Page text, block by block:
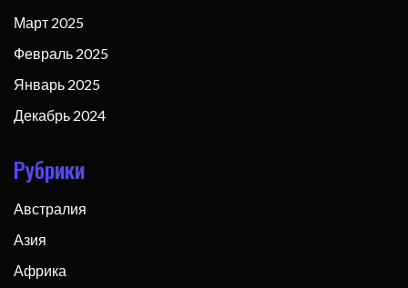
Март 2025
Февраль 2025
Январь 2025
Декабрь 2024
Рубрики
Австралия
Азия
Африка